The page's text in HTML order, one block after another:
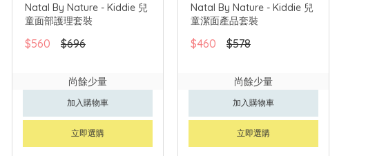
Natal By Nature - Kiddie 兒
童面部護理套裝
$560 $696
尚餘少量
加入購物車
立即選購
Natal By Nature - Kiddie 兒
童潔面產品套裝
$460 $578
尚餘少量
加入購物車
立即選購